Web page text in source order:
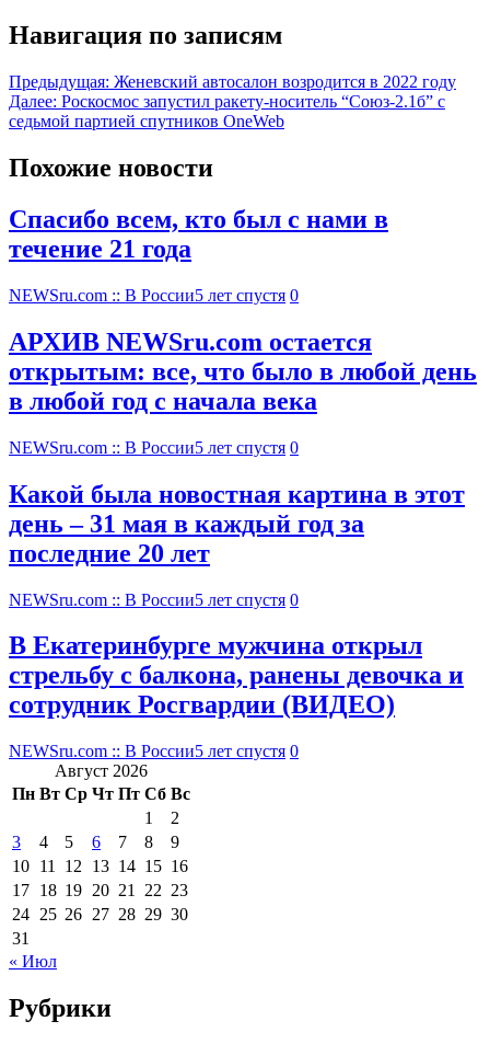
Навигация по записям
Предыдущая: Женевский автосалон возродится в 2022 году
Далее: Роскосмос запустил ракету-носитель “Союз-2.1б” с
седьмой партией спутников OneWeb
Похожие новости
Спасибо всем, кто был с нами в
течение 21 года
NEWSru.com :: В России5 лет спустя 0
АРХИВ NEWSru.com остается
открытым: все, что было в любой день
в любой год с начала века
NEWSru.com :: В России5 лет спустя 0
Какой была новостная картина в этот
день – 31 мая в каждый год за
последние 20 лет
NEWSru.com :: В России5 лет спустя 0
В Екатеринбурге мужчина открыл
стрельбу с балкона, ранены девочка и
сотрудник Росгвардии (ВИДЕО)
NEWSru.com :: В России5 лет спустя 0
Август 2026
Пн Вт Ср Чт Пт Сб Вс
1
2
3
4 5 6 7 8
9
10 11 12 13 14 15 16
17 18 19 20 21 22 23
24 25 26 27 28 29 30
31
« Июл
Рубрики